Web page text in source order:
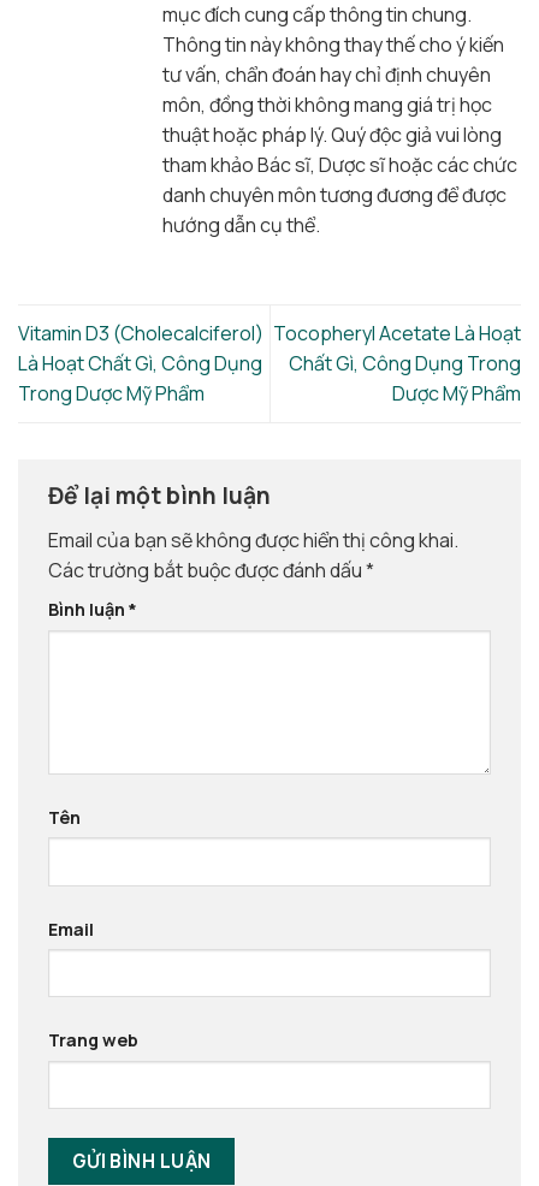
mục đích cung cấp thông tin chung.
Thông tin này không thay thế cho ý kiến
tư vấn, chẩn đoán hay chỉ định chuyên
môn, đồng thời không mang giá trị học
thuật hoặc pháp lý. Quý độc giả vui lòng
tham khảo Bác sĩ, Dược sĩ hoặc các chức
danh chuyên môn tương đương để được
hướng dẫn cụ thể.
Vitamin D3 (Cholecalciferol)
Là Hoạt Chất Gì, Công Dụng
Trong Dược Mỹ Phẩm
Tocopheryl Acetate Là Hoạt
Chất Gì, Công Dụng Trong
Dược Mỹ Phẩm
Để lại một bình luận
Email của bạn sẽ không được hiển thị công khai.
Các trường bắt buộc được đánh dấu*
Bình luận *
Tên
Email
Trang web